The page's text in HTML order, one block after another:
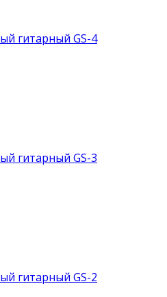
гитарный GS-4
гитарный GS-3
гитарный GS-2